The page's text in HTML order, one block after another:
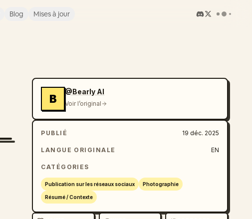
Blog Mises à jour
B
@Bearly AI
Voir l’original
PUBLIÉ 19 déc. 2025
LANGUE ORIGINALE EN
CATÉGORIES
Publication sur les réseaux sociaux Photographie
Résumé / Contexte